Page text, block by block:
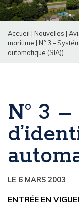
Accueil | Nouvelles |
maritime | N° 3 –
automatique (SIA))
N° 3
LE 6 MARS 2003
ENTRÉE EN